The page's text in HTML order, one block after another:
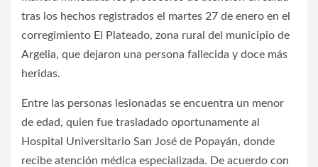
tras los hechos registrados el martes 27 de enero en el
corregimiento El Plateado, zona rural del municipio de
Argelia, que dejaron una persona fallecida y doce más
heridas.
Entre las personas lesionadas se encuentra un menor
de edad, quien fue trasladado oportunamente al
Hospital Universitario San José de Popayán, donde
recibe atención médica especializada. De acuerdo con